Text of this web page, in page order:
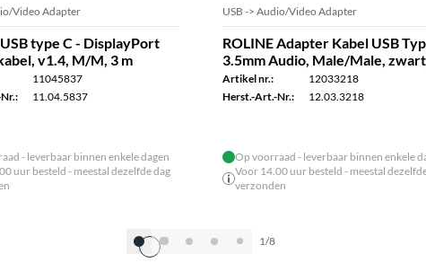
Video Adapter
type C - DisplayPort
v1.4, M/M, 3 m
11045837
11.04.5837
- leverbaar binnen enkele dagen
uur besteld - meestal dezelfde dag
USB -> Audio/Video Adapter
ROLINE Adapter Kabel USB
3.5mm Audio, Male/Male,
Artikel nr.:
12033218
Herst.-Art.-Nr.:
12.03.3218
Op voorraad - leverbaar binnen enkele
Voor 14.00 uur besteld - meestal
verzonden
1/8